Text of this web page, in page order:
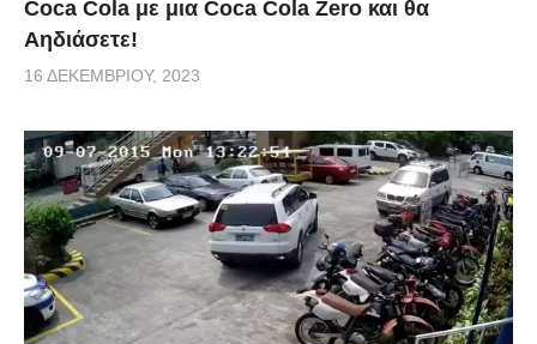
Coca Cola με μια Coca Cola Zero και θα
Αηδιάσετε!
16 ΔΕΚΕΜΒΡΊΟΥ, 2023